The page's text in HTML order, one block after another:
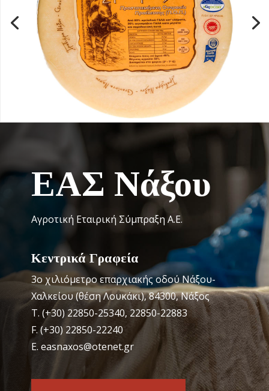
ΕΑΣ Νάξου
Αγροτική Εταιρική Σύμπραξη Α.Ε.
Κεντρικά Γραφεία
3o χιλιόμετρο επαρχιακής οδού Νάξου-
Χαλκείου (θέση Λουκάκι), 84300, Νάξος
Τ. (+30) 22850-25340, 22850-22883
F. (+30) 22850-22240
Ε. easnaxos@otenet.gr